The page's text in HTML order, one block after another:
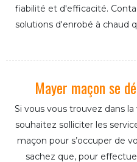
fiabilité et d'efficacité.
solutions d'enrobé à chaud
Mayer maçon se
Si vous vous trouvez dans
souhaitez solliciter les
maçon pour s’occuper de
sachez que, pour